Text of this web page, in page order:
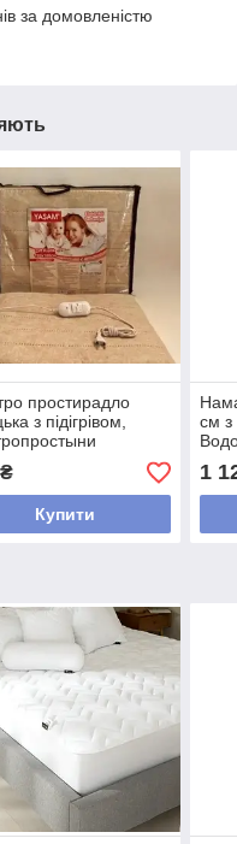
за домовленістю
простирадло
з підігрівом,
120х160
Купити
см з
200
1